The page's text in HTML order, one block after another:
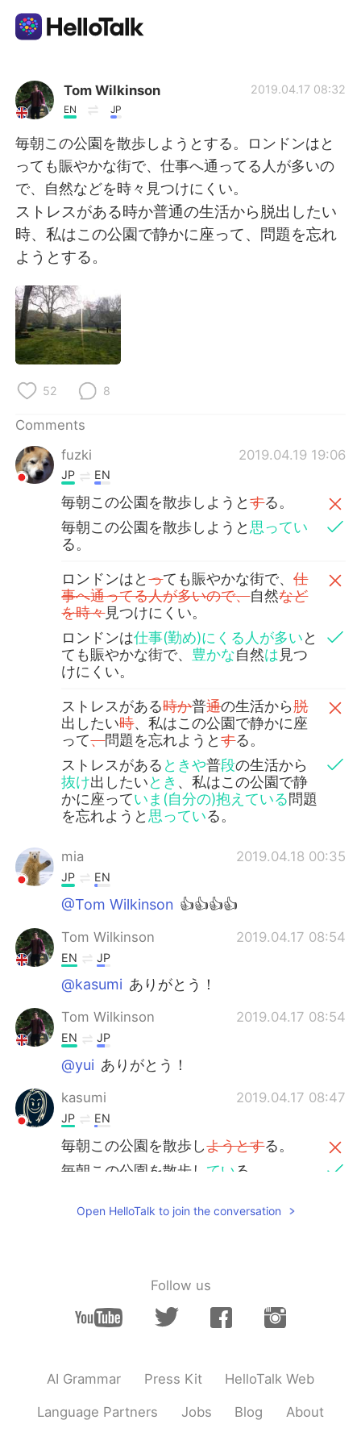
Language Exchange App
AI Grammar Checker
English
简体中文 繁體中文
Español
Français
日本語
Indonesia
Türkçe
Português
Tom Wilkinson
EN JP
2019.04.17 08:32
毎朝この公園を散歩しようとする。ロンドンはと
っても賑やかな街で、仕事へ通ってる人が多いの
で、自然などを時々見つけにくい。
ストレスがある時か普通の生活から脱出したい
時、私はこの公園で静かに座って、問題を忘れ
ようとする。
52 8
Comments
fuzki
2019.04.19 19:06
JP EN
毎朝この公園を散歩しようとする。
毎朝この公園を散歩しようと 思ってい
る。
ロンドンはとっても賑やかな街で、仕
事へ通ってる人が多いので、自然など
を時々見つけにくい。
ロンドンは仕事(勤め)にくる人が多いと
ても賑やかな街で、 豊かな自然は見つ
けにくい。
ストレスがある時か普通の生活から脱
出したい時、私はこの公園で静かに座
って、問題を忘れようとする。
ストレスがある ときや普段の生活から
抜け出したいとき 、私はこの公園で静
かに座っていま(自分の)抱えている問題
を忘れようと 思っている。
mia 2019.04.18 00:35
JP EN
@Tom Wilkinson 👍👍👍👍
Tom Wilkinson 2019.04.17 08:54
EN JP
@kasumi ありがとう！
Tom Wilkinson 2019.04.17 08:54
EN JP
@yui ありがとう！
kasumi 2019.04.17 08:47
JP EN
毎朝この公園を散歩しようとする。
毎朝この公園を散歩し てい る。
ストレスがある時か 普通の生活から脱
出したい時、私はこの公園で静かに座
出したい時、私はこの公園で静かに座
ストレスがある時か普通の生活から脱
出したい時、私はこの公園で静かに座
って、問題を忘れようとする。
Open HelloTalk to join the conversation
Follow us
AI Grammar Press Kit HelloTalk Web
Language Partners Jobs Blog About